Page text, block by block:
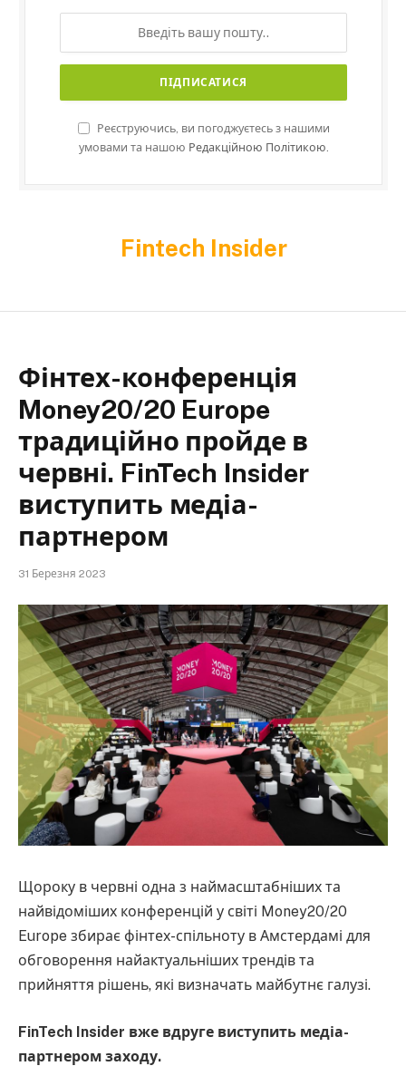
Реєструючись, ви погоджуєтесь з нашими
умовами та нашою Редакційною Політикою.
Fintech Insider
Фінтех-конференція
Money20/20 Europe
традиційно пройде в
червні. FinTech Insider
виступить медіа-
партнером
31 Березня 2023
Щороку в червні одна з наймасштабніших та
найвідоміших конференцій у світі Money20/20
Europe збирає фінтех-спільноту в Амстердамі для
обговорення найактуальніших трендів та
прийняття рішень, які визначать майбутнє галузі.
FinTech Insider вже вдруге виступить медіа-
партнером заходу.